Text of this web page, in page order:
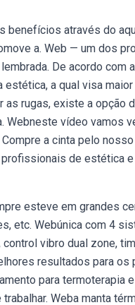
benefícios através do
a. Web — um dos
De acordo
a qual visa
rugas, existe a opção
Webneste vídeo vamos
a cinta pelo
de estética
esteve em grandes
etc. Webúnica com 4
vibro dual zone,
resultados para os
para termoterapia
Weba manta